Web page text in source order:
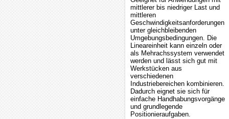
mittlerer bis niedriger Last und
mittleren
Geschwindigkeitsanforderungen
unter gleichbleibenden
Umgebungsbedingungen. Die
Lineareinheit kann einzeln oder
als Mehrachssystem verwendet
werden und lässt sich gut mit
Werkstücken aus
verschiedenen
Industriebereichen kombinieren.
Dadurch eignet sie sich für
einfache Handhabungsvorgänge
und grundlegende
Positionieraufgaben.